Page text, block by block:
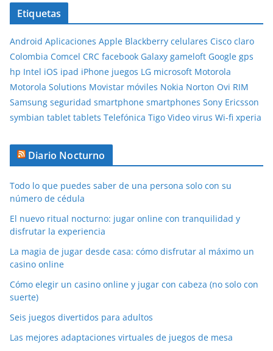
Etiquetas
Android Aplicaciones Apple Blackberry celulares Cisco claro
Colombia Comcel CRC facebook Galaxy gameloft Google gps
hp Intel iOS ipad iPhone juegos LG microsoft Motorola
Motorola Solutions Movistar móviles Nokia Norton Ovi RIM
Samsung seguridad smartphone smartphones Sony Ericsson
symbian tablet tablets Telefónica Tigo Video virus Wi-fi xperia
Diario Nocturno
Todo lo que puedes saber de una persona solo con su
número de cédula
El nuevo ritual nocturno: jugar online con tranquilidad y
disfrutar la experiencia
La magia de jugar desde casa: cómo disfrutar al máximo un
casino online
Cómo elegir un casino online y jugar con cabeza (no solo con
suerte)
Seis juegos divertidos para adultos
Las mejores adaptaciones virtuales de juegos de mesa